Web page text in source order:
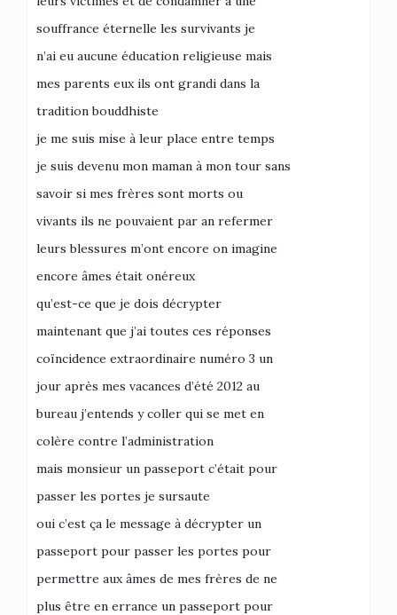
souffrance éternelle les survivants je
n’ai eu aucune éducation religieuse mais
mes parents eux ils ont grandi dans la
tradition bouddhiste
je me suis mise à leur place entre temps
je suis devenu mon maman à mon tour sans
savoir si mes frères sont morts ou
vivants ils ne pouvaient par an refermer
leurs blessures m’ont encore on imagine
encore âmes était onéreux
qu’est-ce que je dois décrypter
maintenant que j’ai toutes ces réponses
coïncidence extraordinaire numéro 3 un
jour après mes vacances d’été 2012 au
bureau j’entends y coller qui se met en
colère contre l’administration
mais monsieur un passeport c’était pour
passer les portes je sursaute
oui c’est ça le message à décrypter un
passeport pour passer les portes pour
permettre aux âmes de mes frères de ne
plus être en errance un passeport pour